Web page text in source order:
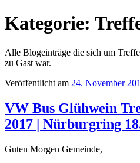
Kategorie:
Alle Blogeinträge die sich um
zu Gast war.
Veröffentlicht am 24. November
VW Bus Glühwein
2017 | Nürburgring
Guten Morgen Gemeinde,